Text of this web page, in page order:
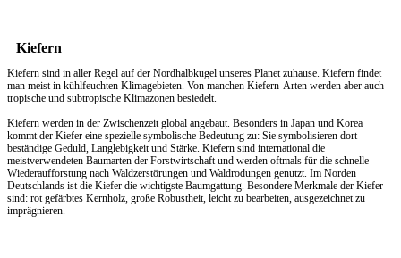
Kiefern
Kiefern sind in aller Regel auf der Nordhalbkugel unseres Planet zuhause. Kiefern findet
man meist in kühlfeuchten Klimagebieten. Von manchen Kiefern-Arten werden aber auch
tropische und subtropische Klimazonen besiedelt.
Kiefern werden in der Zwischenzeit global angebaut. Besonders in Japan und Korea
kommt der Kiefer eine spezielle symbolische Bedeutung zu: Sie symbolisieren dort
beständige Geduld, Langlebigkeit und Stärke. Kiefern sind international die
meistverwendeten Baumarten der Forstwirtschaft und werden oftmals für die schnelle
Wiederaufforstung nach Waldzerstörungen und Waldrodungen genutzt. Im Norden
Deutschlands ist die Kiefer die wichtigste Baumgattung. Besondere Merkmale der Kiefer
sind: rot gefärbtes Kernholz, große Robustheit, leicht zu bearbeiten, ausgezeichnet zu
imprägnieren.